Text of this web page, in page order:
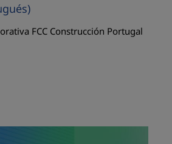
FCC Construcción Portugal